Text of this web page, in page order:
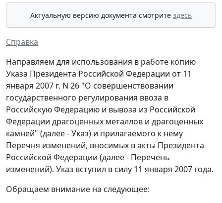
Актуальную версию документа смотрите здесь
Справка
Направляем для использования в работе копию
Указа Президента Российской Федерации от 11
января 2007 г. N 26 "О совершенствовании
государственного регулирования ввоза в
Российскую Федерацию и вывоза из Российской
Федерации драгоценных металлов и драгоценных
камней" (далее - Указ) и прилагаемого к нему
Перечня изменений, вносимых в акты Президента
Российской Федерации (далее - Перечень
изменений). Указ вступил в силу 11 января 2007 года.
Обращаем внимание на следующее: